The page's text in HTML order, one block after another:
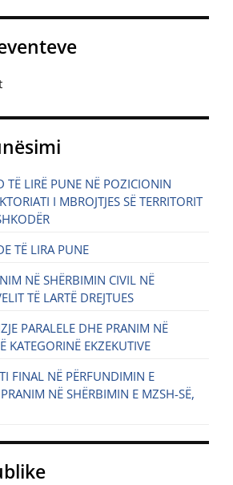
TË LIRË PUNE NË POZICIONIN
I MBROJTJES SË TERRITORIT
TË LIRA PUNE
NË SHËRBIMIN CIVIL NË
TË LARTË DREJTUES
PARALELE DHE PRANIM NË
KATEGORINË EKZEKUTIVE
FINAL NË PËRFUNDIMIN E
NË SHËRBIMIN E MZSH-SË,